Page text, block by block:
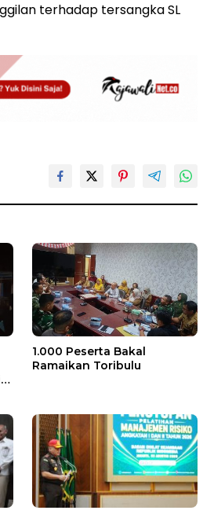
terhadap tersangka SL
1.000 Peserta Bakal
Ramaikan Toribulu